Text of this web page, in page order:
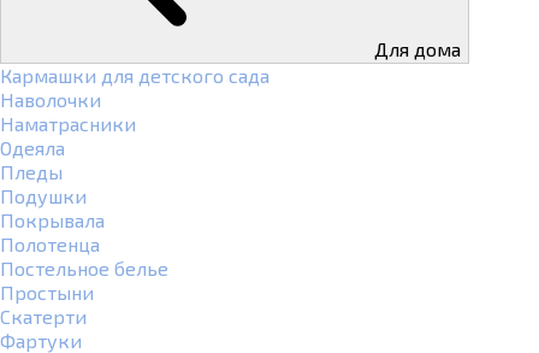
Для дома
Кармашки для детского сада
Наволочки
Наматрасники
Одеяла
Пледы
Подушки
Покрывала
Полотенца
Постельное белье
Простыни
Скатерти
Фартуки